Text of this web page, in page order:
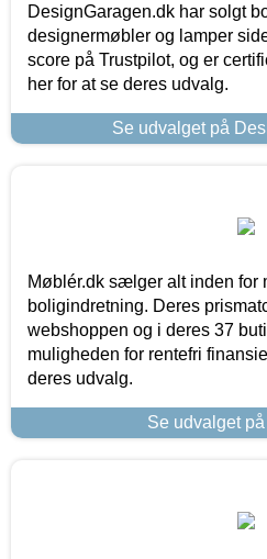
DesignGaragen.dk har solgt
designermøbler og lamper
score på Trustpilot, og er
her for at se deres udvalg.
Se udvalget på
Møblér.dk sælger alt inden for
boligindretning. Deres
webshoppen og i deres 37
muligheden for rentefri
deres udvalg.
Se udvalget